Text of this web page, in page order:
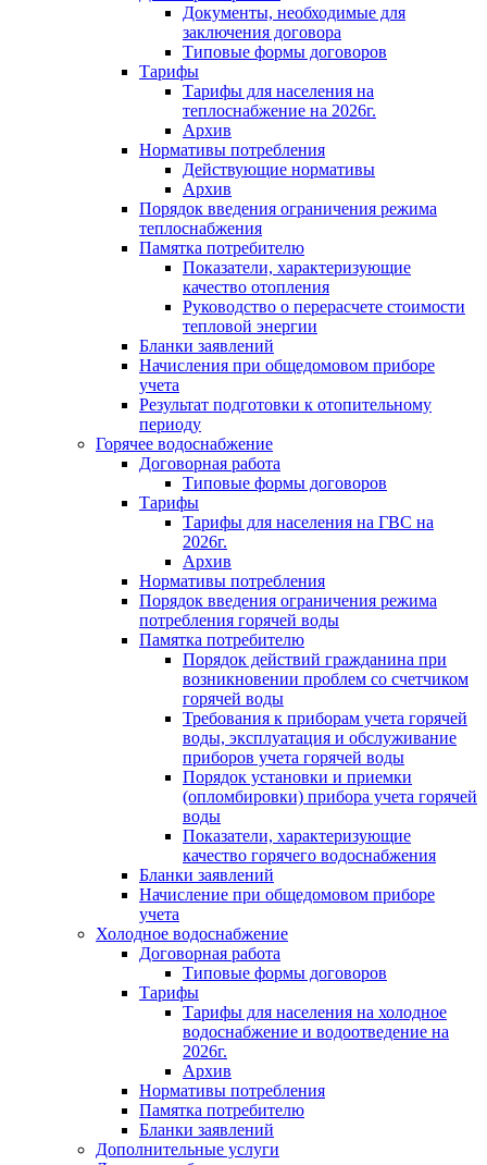
Документы, необходимые для
заключения договора
Типовые формы договоров
Тарифы
Тарифы для населения на
теплоснабжение на 2026г.
Архив
Нормативы потребления
Действующие нормативы
Архив
Порядок введения ограничения режима
теплоснабжения
Памятка потребителю
Показатели, характеризующие
качество отопления
Руководство о перерасчете стоимости
тепловой энергии
Бланки заявлений
Начисления при общедомовом приборе
учета
Результат подготовки к отопительному
периоду
Горячее водоснабжение
Договорная работа
Типовые формы договоров
Тарифы
Тарифы для населения на ГВС на
2026г.
Архив
Нормативы потребления
Порядок введения ограничения режима
потребления горячей воды
Памятка потребителю
Порядок действий гражданина при
возникновении проблем со счетчиком
горячей воды
Требования к приборам учета горячей
воды, эксплуатация и обслуживание
приборов учета горячей воды
Порядок установки и приемки
(опломбировки) прибора учета горячей
воды
Показатели, характеризующие
качество горячего водоснабжения
Бланки заявлений
Начисление при общедомовом приборе
учета
Холодное водоснабжение
Договорная работа
Типовые формы договоров
Тарифы
Тарифы для населения на холодное
водоснабжение и водоотведение на
2026г.
Архив
Нормативы потребления
Памятка потребителю
Бланки заявлений
Дополнительные услуги